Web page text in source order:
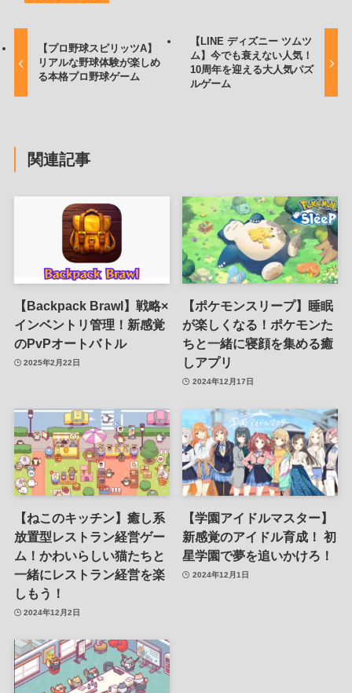
【プロ野球スピリッツA】
リアルな野球体験が楽しめ
る本格プロ野球ゲーム
【LINE ディズニー ツムツ
ム】今でも衰えない人気！
10周年を迎える大人気パズ
ルゲーム
関連記事
【Backpack Brawl】戦略×
インベントリ管理！新感覚
のPvPオートバトル
2025年2月22日
【ポケモンスリープ】睡眠
が楽しくなる！ポケモンた
ちと一緒に寝顔を集める癒
しアプリ
2024年12月17日
【ねこのキッチン】癒し系
放置型レストラン経営ゲー
ム！かわいらしい猫たちと
一緒にレストラン経営を楽
しもう！
2024年12月2日
【学園アイドルマスター】
新感覚のアイドル育成！ 初
星学園で夢を追いかけろ！
2024年12月1日